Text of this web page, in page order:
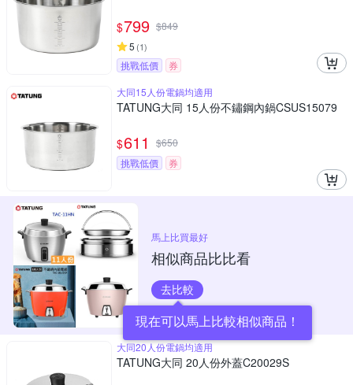
$799 $849
5 (1)
挑戰低價
券
大同15人份電鍋均適用
TATUNG大同 15人份不鏽鋼內鍋CSUS15079
$611 $650
挑戰低價
券
馬上比買最好
相似商品比比看
去比較
現在可以馬上比較相似商品！
大同20人份電鍋均適用
TATUNG大同 20人份外蓋C20029S